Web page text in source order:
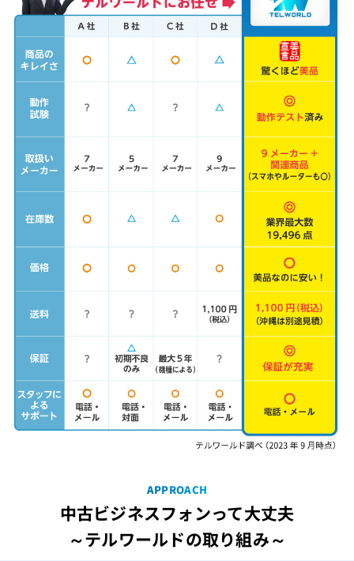
APPROACH
中古ビジネスフォンって大丈夫
～テルワールドの取り組み～